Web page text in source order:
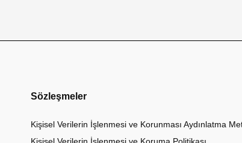
Sözleşmeler
Kişisel Verilerin İşlenmesi ve Korunması Aydınlatma